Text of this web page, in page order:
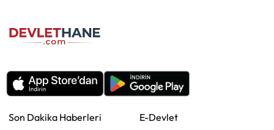
Son Dakika Haberleri
E-Devlet